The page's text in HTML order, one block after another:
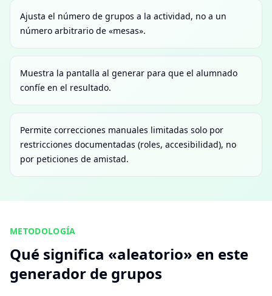
Ajusta el número de grupos a la actividad, no a un
número arbitrario de «mesas».
Muestra la pantalla al generar para que el alumnado
confíe en el resultado.
Permite correcciones manuales limitadas solo por
restricciones documentadas (roles, accesibilidad), no
por peticiones de amistad.
METODOLOGÍA
Qué significa «aleatorio» en este
generador de grupos